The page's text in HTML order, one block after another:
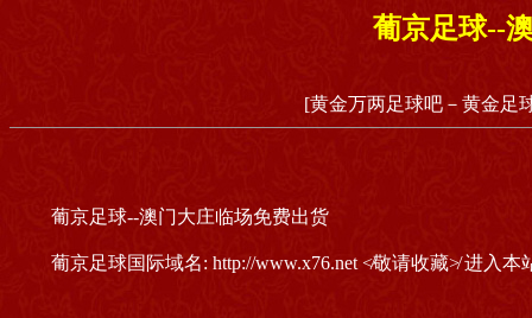
葡京足球--
[黄金万两足球吧－黄金足
葡京足球--澳门大庄临场免费出货
葡京足球国际域名: http://www.x76.net ≮敬请收藏≯ 进入本